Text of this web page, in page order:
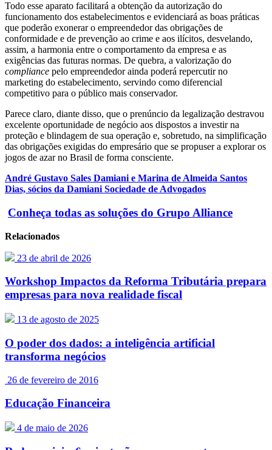
Todo esse aparato facilitará a obtenção da autorização do
funcionamento dos estabelecimentos e evidenciará as boas práticas
que poderão exonerar o empreendedor das obrigações de
conformidade e de prevenção ao crime e aos ilícitos, desvelando,
assim, a harmonia entre o comportamento da empresa e as
exigências das futuras normas. De quebra, a valorização do
compliance pelo empreendedor ainda poderá repercutir no
marketing do estabelecimento, servindo como diferencial
competitivo para o público mais conservador.
Parece claro, diante disso, que o prenúncio da legalização destravou
excelente oportunidade de negócio aos dispostos a investir na
proteção e blindagem de sua operação e, sobretudo, na simplificação
das obrigações exigidas do empresário que se propuser a explorar os
jogos de azar no Brasil de forma consciente.
André Gustavo Sales Damiani e Marina de Almeida Santos
Dias, sócios da Damiani Sociedade de Advogados
Conheça todas as soluções do Grupo Alliance
Relacionados
23 de abril de 2026
Workshop Impactos da Reforma Tributária prepara
empresas para nova realidade fiscal
13 de agosto de 2025
O poder dos dados: a inteligência artificial
transforma negócios
26 de fevereiro de 2016
Educação Financeira
4 de maio de 2026